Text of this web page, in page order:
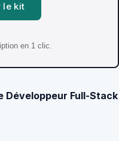
le kit
en 1 clic.
Développeur Full-Stack